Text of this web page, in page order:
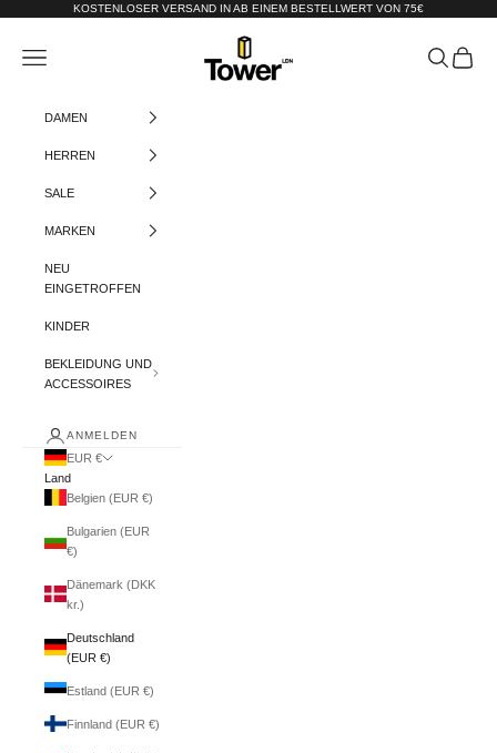
Zum Inhalt springenKOSTENLOSER VERSAND IN AB EINEM BESTELLWERT VON 75€
Tower-London.De
Menü Suchen
DAMEN
HERREN
SALE
MARKEN
NEU
EINGETROFFEN
KINDER
BEKLEIDUNG UND
ACCESSOIRES
ANMELDEN
EUR €
Land
Belgien (EUR €)
Bulgarien (EUR
€)
Dänemark (DKK
kr.)
Deutschland
(EUR €)
Estland (EUR €)
Finnland (EUR €)